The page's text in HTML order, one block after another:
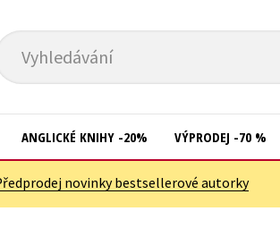
Vyhledávání
ANGLICKÉ KNIHY -20% VÝPRODEJ -70 %
novinky bestsellerové autorky